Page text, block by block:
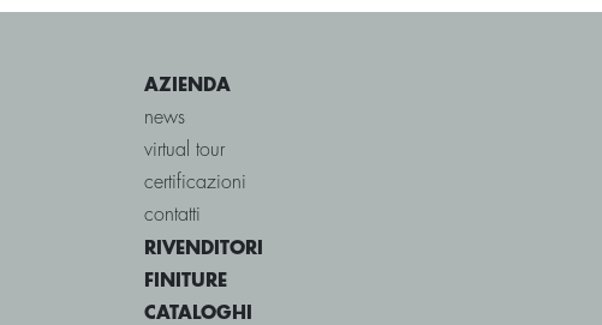
AZIENDA
news
virtual tour
certificazioni
contatti
RIVENDITORI
FINITURE
CATALOGHI